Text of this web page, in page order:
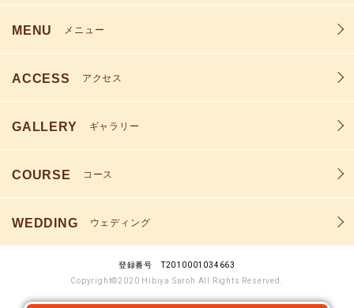
メニュー
MENU
アクセス
ACCESS
ギャラリー
GALLERY
コース
COURSE
ウェディング
WEDDING
登録番号 T2010001034663
Copyright©2020 Hibiya Saroh All Rights Reserved.